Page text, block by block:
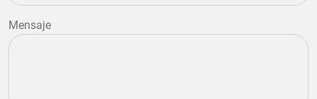
Mensaje